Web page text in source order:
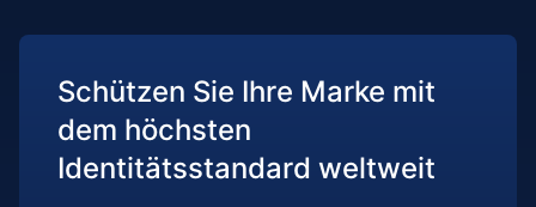
Schützen Sie Ihre Marke mit
dem höchsten
Identitätsstandard weltweit